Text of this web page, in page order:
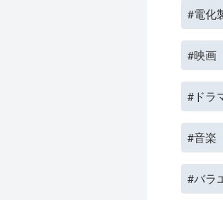
#電化
#映画
#ドラ
#音楽
#バラ